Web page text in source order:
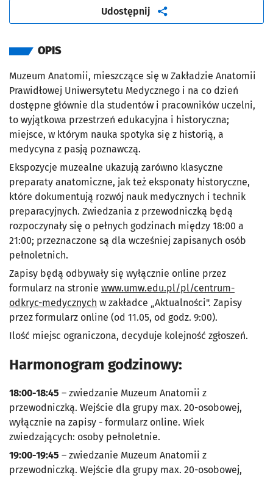
Udostępnij artykuł
OPIS
Muzeum Anatomii, mieszczące się w Zakładzie Anatomii
Prawidłowej Uniwersytetu Medycznego i na co dzień
dostępne głównie dla studentów i pracowników uczelni,
to wyjątkowa przestrzeń edukacyjna i historyczna;
miejsce, w którym nauka spotyka się z historią, a
medycyna z pasją poznawczą.
Ekspozycje muzealne ukazują zarówno klasyczne
preparaty anatomiczne, jak też eksponaty historyczne,
które dokumentują rozwój nauk medycznych i technik
preparacyjnych. Zwiedzania z przewodniczką będą
rozpoczynały się o pełnych godzinach między 18:00 a
21:00; przeznaczone są dla wcześniej zapisanych osób
pełnoletnich.
Zapisy będą odbywały się wyłącznie online przez
formularz na stronie www.umw.edu.pl/pl/centrum-
odkryc-medycznych w zakładce „Aktualności". Zapisy
przez formularz online (od 11.05, od godz. 9:00).
Ilość miejsc ograniczona, decyduje kolejność zgłoszeń.
Harmonogram godzinowy:
18:00-18:45 – zwiedzanie Muzeum Anatomii z
przewodniczką. Wejście dla grupy max. 20-osobowej,
wyłącznie na zapisy - formularz online. Wiek
zwiedzających: osoby pełnoletnie.
19:00-19:45 – zwiedzanie Muzeum Anatomii z
przewodniczką. Wejście dla grupy max. 20-osobowej,